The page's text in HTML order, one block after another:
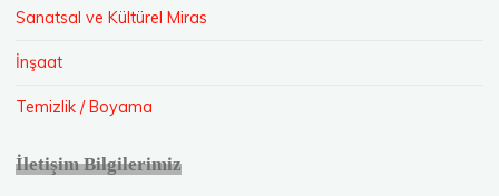
Sanatsal ve Kültürel Miras
İnşaat
Temizlik / Boyama
İletişim Bilgilerimiz